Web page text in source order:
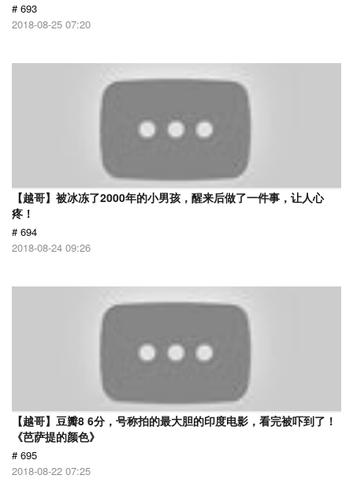
# 693
2018-08-25 07:20
【越哥】被冰冻了2000年的小男孩，醒来后做了一件事，让人心
疼！
# 694
2018-08-24 09:26
【越哥】豆瓣8 6分，号称拍的最大胆的印度电影，看完被吓到了！
《芭萨提的颜色》
# 695
2018-08-22 07:25